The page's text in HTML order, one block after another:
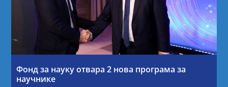
Фонд за науку отвара 2 нова програма за
научнике